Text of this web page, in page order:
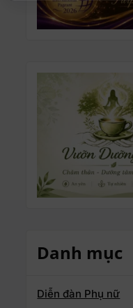
Danh mục
Diễn đàn Phụ nữ